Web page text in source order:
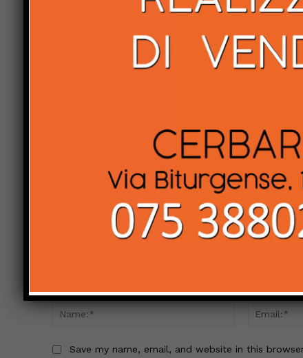
Per le Audi E-Tron di Guerrini e
Calchetti una delle gare più
impegnative del mondiale. Il Rally di
Comment:
Name:*
Save my name, email, and website in this